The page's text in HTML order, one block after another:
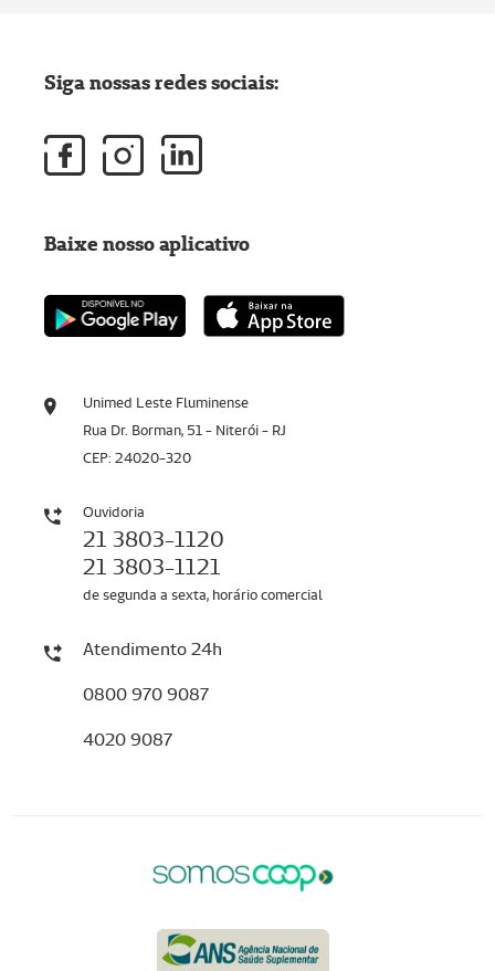
Unimed Leste Fluminense
Rua Dr. Borman, 51 - Niterói - RJ
CEP: 24020-320
Ouvidoria
21 3803-1120
21 3803-1121
de segunda a sexta, horário comercial
Atendimento 24h
0800 970 9087
4020 9087
Siga nossas redes sociais:
Baixe nosso aplicativo